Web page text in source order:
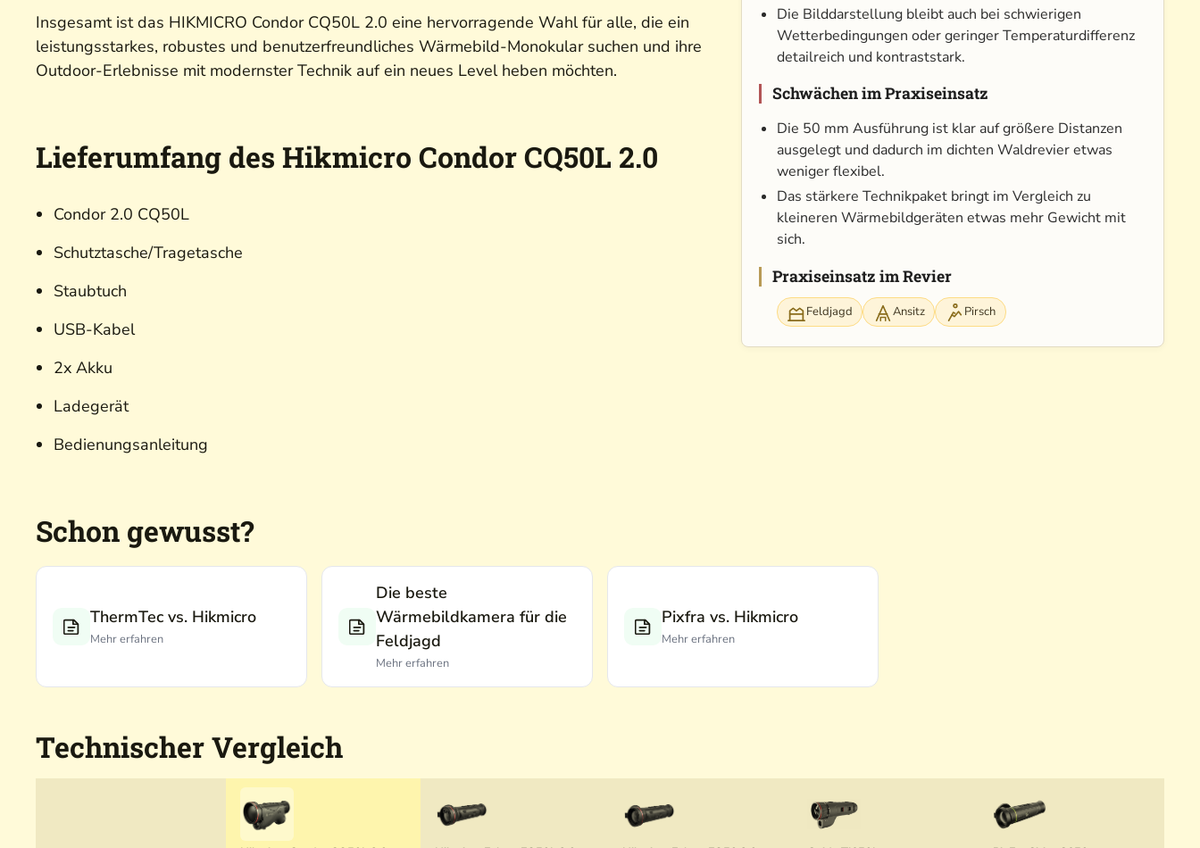
Insgesamt ist das HIKMICRO Condor CQ50L 2.0 eine hervorragende Wahl für alle, die ein
leistungsstarkes, robustes und benutzerfreundliches Wärmebild-Monokular suchen und ihre
Outdoor-Erlebnisse mit modernster Technik auf ein neues Level heben möchten.
Lieferumfang des Hikmicro Condor CQ50L 2.0
Condor 2.0 CQ50L
Schutztasche/Tragetasche
Staubtuch
USB-Kabel
2x Akku
Ladegerät
Bedienungsanleitung
Die Bilddarstellung bleibt auch bei schwierigen
Wetterbedingungen oder geringer Temperaturdifferenz
detailreich und kontraststark.
Schwächen im Praxiseinsatz
Die 50 mm Ausführung ist klar auf größere Distanzen
ausgelegt und dadurch im dichten Waldrevier etwas
weniger flexibel.
Das stärkere Technikpaket bringt im Vergleich zu
kleineren Wärmebildgeräten etwas mehr Gewicht mit
sich.
Praxiseinsatz im Revier
Feldjagd Ansitz Pirsch
Schon gewusst?
ThermTec vs. Hikmicro
Mehr erfahren
Die beste
Wärmebildkamera für die
Feldjagd
Mehr erfahren
Pixfra vs. Hikmicro
Mehr erfahren
Technischer Vergleich